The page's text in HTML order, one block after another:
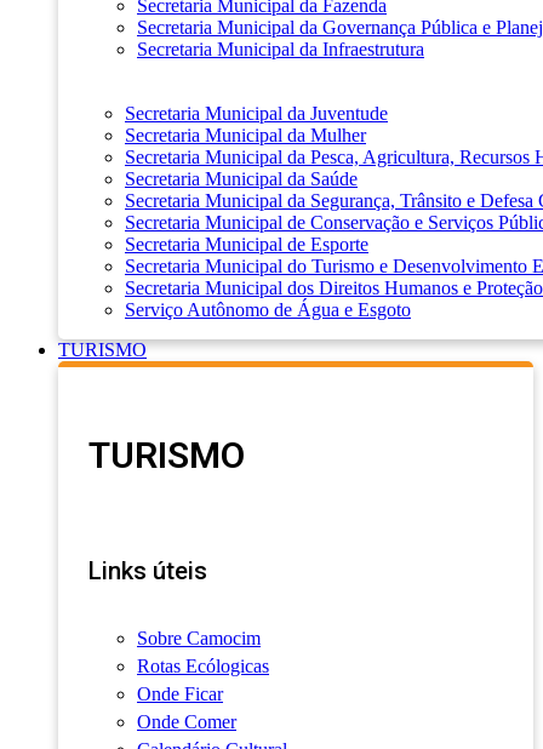
Secretaria Municipal da Fazenda
Secretaria Municipal da Governança Pública e
Secretaria Municipal da Infraestrutura
Secretaria Municipal da Juventude
Secretaria Municipal da Mulher
Secretaria Municipal da Pesca, Agricultura, Recursos
Secretaria Municipal da Saúde
Secretaria Municipal da Segurança, Trânsito e Defesa
Secretaria Municipal de Conservação e Serviços
Secretaria Municipal de Esporte
Secretaria Municipal do Turismo e Desenvolvimento
Secretaria Municipal dos Direitos Humanos e
Serviço Autônomo de Água e Esgoto
TURISMO
TURISMO
Links úteis
Sobre Camocim
Rotas Ecólogicas
Onde Ficar
Onde Comer